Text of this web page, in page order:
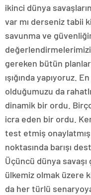
ikinci dünya
var mı derseniz tabii
savunma ve
gereken bütün
ışığında yapıyoruz.
olduğumuzu da
dinamik bir ordu.
icra eden bir ordu.
test etmiş
noktasında barışı
Üçüncü dünya
ülkemiz olmak üzere
da her türlü